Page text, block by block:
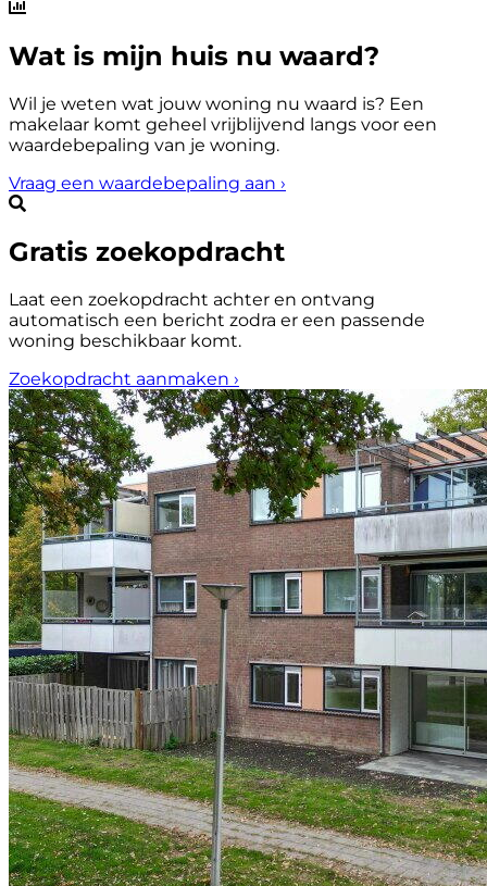
Wat is mijn huis nu waard?
Wil je weten wat jouw woning nu waard is? Een
makelaar komt geheel vrijblijvend langs voor een
waardebepaling van je woning.
Vraag een waardebepaling aan ›
Gratis zoekopdracht
Laat een zoekopdracht achter en ontvang
automatisch een bericht zodra er een passende
woning beschikbaar komt.
Zoekopdracht aanmaken ›